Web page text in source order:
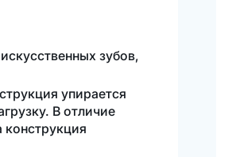
зубов,
упирается
В отличие
конструкция